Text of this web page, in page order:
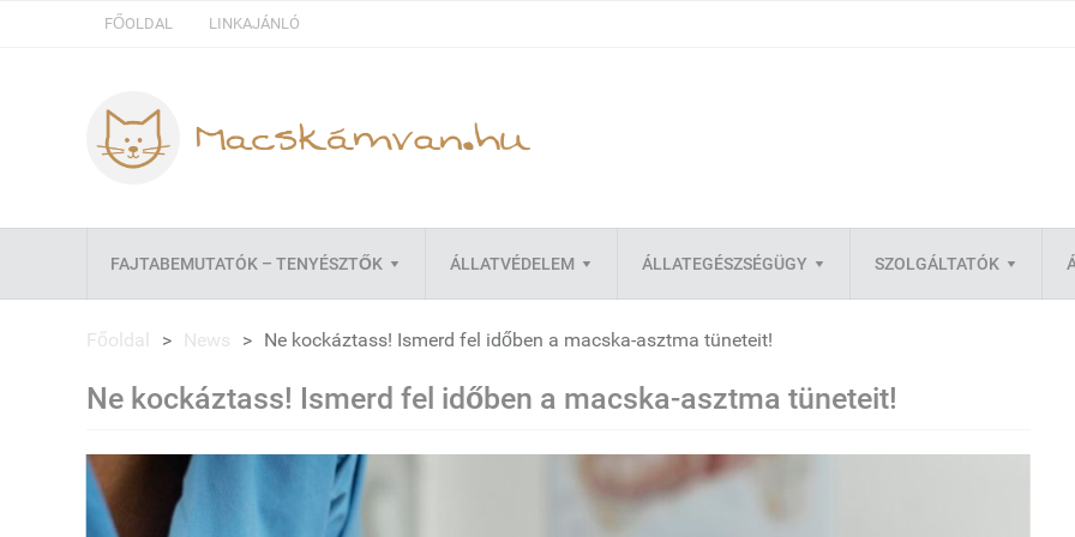
FŐOLDAL LINKAJÁNLÓ
FAJTABEMUTATÓK – TENYÉSZTŐK ÁLLATVÉDELEM ÁLLATEGÉSZSÉGÜGY SZOLGÁLTATÓK
Főoldal > News > Ne kockáztass! Ismerd fel időben a macska-asztma tüneteit!
Ne kockáztass! Ismerd fel időben a macska-asztma tüneteit!